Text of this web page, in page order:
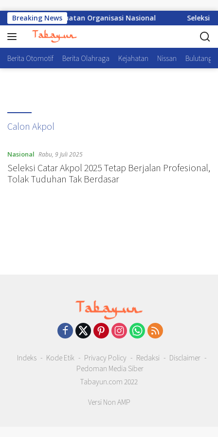
Breaking News
Polri, Awali Penguatan Organisasi Nasional Seleksi
Berita Otomotif Berita Olahraga Kejahatan Nissan
Calon Akpol
Nasional Rabu, 9 Juli 2025
Seleksi Catar Akpol 2025 Tetap Berjalan Profesional,
Tolak Tuduhan Tak Berdasar
Indeks Kode Etik Privacy Policy Redaksi
Disclaimer
Pedoman Media Siber
Tabayun.com 2022
Versi Non AMP